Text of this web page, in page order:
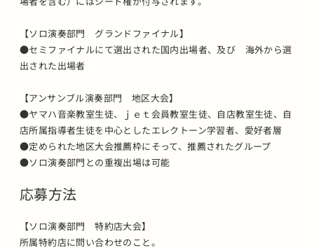
【ソロ演奏部門 グランドファイナル】
●セミファイナルにて選出された国内出場者、及び 海外から選
出された出場者
【アンサンブル演奏部門 地区大会】
●ヤマハ音楽教室生徒、ｊｅｔ会員教室生徒、自店教室生徒、自
店所属指導者生徒を中心としたエレクトーン学習者、愛好者層
●定められた地区大会推薦枠にそって、推薦されたグループ
●ソロ演奏部門との重複出場は可能
応募方法
【ソロ演奏部門 特約店大会】
所属特約店に問い合わせのこと。